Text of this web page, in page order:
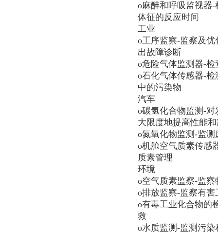
o麻醉和呼吸监视器
体征的反应时间
工业
o工序监察-监察及
出故障诊断
o危险气体监测器-
o石化气体传感器-
中的污染物
汽车
o碳氢化合物监测-
大限度地提高性能
o氮氧化物监测-监
o机舱空气质素传感
质素管理
环境
o空气质素监察-监
o排放监察-监察有
o有毒工业化合物的
救
o水质监测-监测污